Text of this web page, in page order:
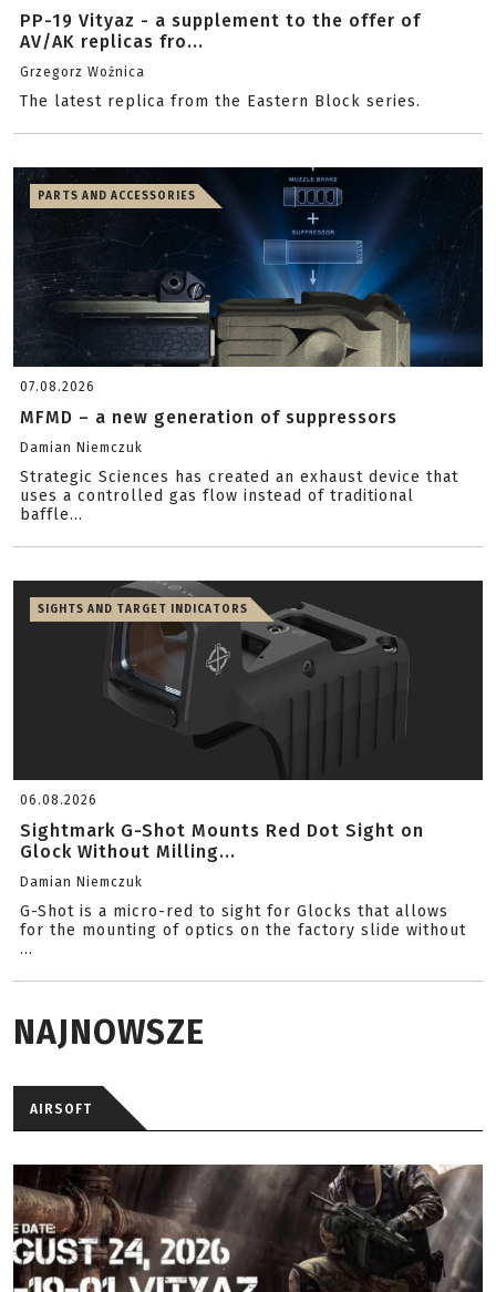
PP-19 Vityaz - a supplement to the offer of
AV/AK replicas fro...
Grzegorz Woźnica
The latest replica from the Eastern Block series.
PARTS AND ACCESSORIES
07.08.2026
MFMD – a new generation of suppressors
Damian Niemczuk
Strategic Sciences has created an exhaust device that
uses a controlled gas flow instead of traditional
baffle...
SIGHTS AND TARGET INDICATORS
06.08.2026
Sightmark G-Shot Mounts Red Dot Sight on
Glock Without Milling...
Damian Niemczuk
G-Shot is a micro-red to sight for Glocks that allows
for the mounting of optics on the factory slide without
...
NAJNOWSZE
AIRSOFT